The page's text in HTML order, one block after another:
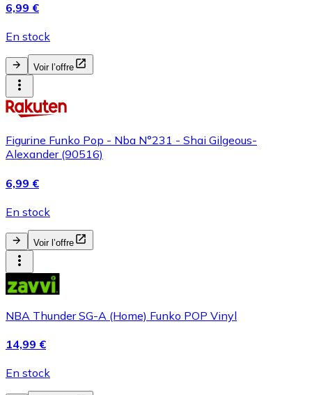
6,99 €
En stock
Voir l’offre
Figurine Funko Pop - Nba N°231 - Shai Gilgeous-
Alexander (90516)
6,99 €
En stock
Voir l’offre
NBA Thunder SG-A (Home) Funko POP Vinyl
14,99 €
En stock